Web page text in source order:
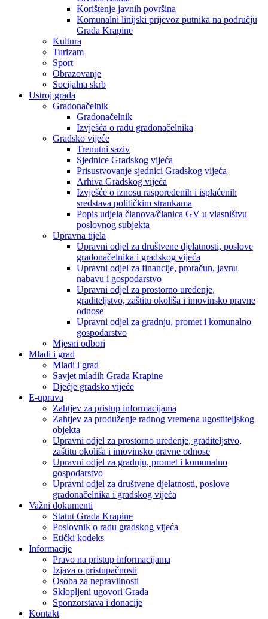
Korištenje javnih površina
Komunalni linijski prijevoz putnika na području
Grada Krapine
Kultura
Turizam
Sport
Obrazovanje
Socijalna skrb
Ustroj grada
Gradonačelnik
Gradonačelnik
Izvješća o radu gradonačelnika
Gradsko vijeće
Trenutni saziv
Sjednice Gradskog vijeća
Prisustvovanje sjednici Gradskog vijeća
Arhiva Gradskog vijeća
Izvješće o iznosu raspoređenih i isplaćenih
sredstava političkim strankama
Popis udjela članova/članica GV u vlasništvu
poslovnog subjekta
Upravna tijela
Upravni odjel za društvene djelatnosti, poslove
gradonačelnika i gradskog vijeća
Upravni odjel za financije, proračun, javnu
nabavu i gospodarstvo
Upravni odjel za prostorno uređenje,
graditeljstvo, zaštitu okoliša i imovinsko pravne
odnose
Upravni odjel za gradnju, promet i komunalno
gospodarstvo
Mjesni odbori
Mladi i grad
Mladi i grad
Savjet mladih Grada Krapine
Dječje gradsko vijeće
E-uprava
Zahtjev za pristup informacijama
Zahtjev za produženje radnog vremena ugostiteljskog
objekta
Upravni odjel za prostorno uređenje, graditeljstvo,
zaštitu okoliša i imovinsko pravne odnose
Upravni odjel za gradnju, promet i komunalno
gospodarstvo
Upravni odjel za društvene djelatnosti, poslove
gradonačelnika i gradskog vijeća
Važni dokumenti
Statut Grada Krapine
Poslovnik o radu gradskog vijeća
Etički kodeks
Informacije
Pravo na pristup informacijama
Izjava o pristupačnosti
Osoba za nepravilnosti
Sklopljeni ugovori Grada
Sponzorstava i donacije
Kontakt